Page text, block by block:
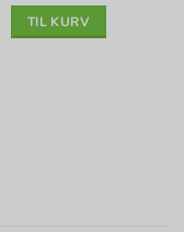
TIL KURV